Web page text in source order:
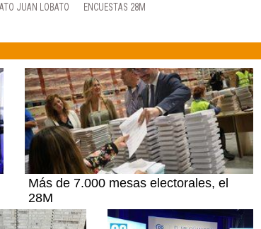
JUAN LOBATO ENCUESTAS 28M
Más de 7.000 mesas electorales, el
28M